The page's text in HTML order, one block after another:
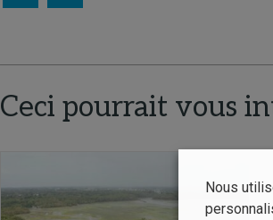
Ceci pourrait vous
Nous